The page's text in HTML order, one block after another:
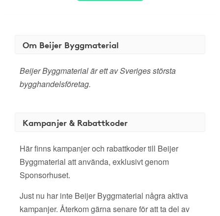
Om Beijer Byggmaterial
Beijer Byggmaterial är ett av Sveriges största
bygghandelsföretag.
Kampanjer & Rabattkoder
Här finns kampanjer och rabattkoder till Beijer
Byggmaterial att använda, exklusivt genom
Sponsorhuset.
Just nu har inte Beijer Byggmaterial några aktiva
kampanjer. Återkom gärna senare för att ta del av